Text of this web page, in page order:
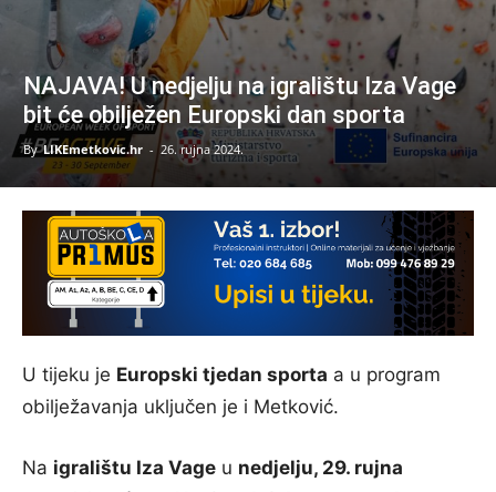
NAJAVA! U nedjelju na igralištu Iza Vage
bit će obilježen Europski dan sporta
By LIKEmetkovic.hr - 26. rujna 2024.
U tijeku je Europski tjedan sporta a u program
obilježavanja uključen je i Metković.
Na igralištu Iza Vage u nedjelju, 29. rujna